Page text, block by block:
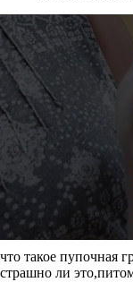
что такое пупочная
страшно ли